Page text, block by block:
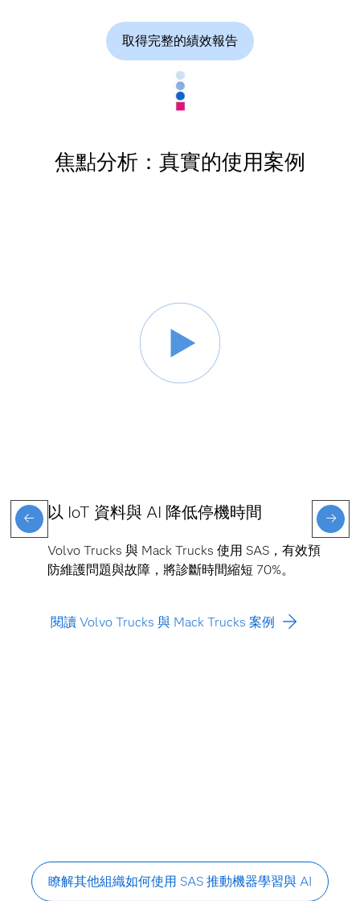
取得完整的績效報告
焦點分析：真實的使用案例
以 IoT 資料與 AI 降低停機時間
Volvo Trucks 與 Mack Trucks 使用 SAS，有效預
防維護問題與故障，將診斷時間縮短 70%。
閱讀 Volvo Trucks 與 Mack Trucks 案例
瞭解其他組織如何使用 SAS 推動機器學習與 AI